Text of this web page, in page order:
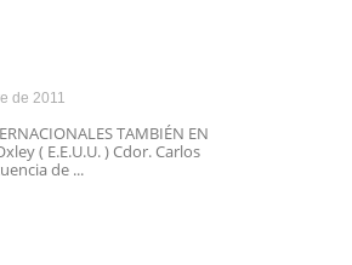
de 2011
TAMBIÉN EN
( E.E.U.U. ) Cdor. Carlos
de ...